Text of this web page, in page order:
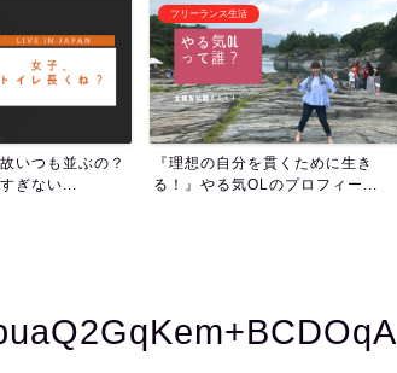
ために生き
ロフィー...
潜在意識・自己啓発
1000回アファメーションの効果に
ついて！人生の流れを変...